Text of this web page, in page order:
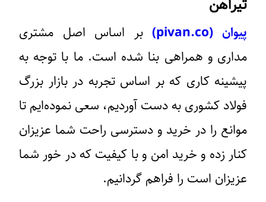
تیرآهن
پیوان (pivan.co)
بر اساس اصل مشتری
مداری و همراهی بنا شده است. ما با توجه به
پیشینه کاری که بر اساس تجربه در بازار بزرگ
فولاد کشوری به دست آوردیم، سعی نموده‌ایم تا
موانع را در خرید و دسترسی راحت شما عزیزان
کنار زده و خرید امن و با کیفیت که در خور شما
عزیزان است را فراهم گردانیم.